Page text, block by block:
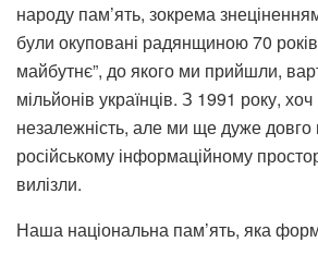
народу пам’ять, зокрема
були окуповані радянщиною 70 років,
майбутнє”, до якого ми прийшли,
мільйонів українців. З 1991 року,
незалежність, але ми ще дуже
російському інформаційному
вилізли.
Наша національна пам’ять, яка